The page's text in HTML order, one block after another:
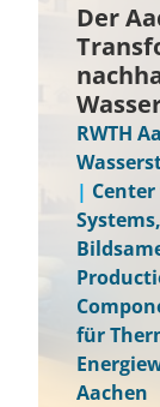
Der
RWTH
|
für
Aachen